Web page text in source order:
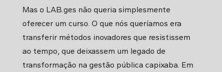
Mas o LAB.ges não queria simplesmente
oferecer um curso. O que nós queríamos era
transferir métodos inovadores que resistissem
ao tempo, que deixassem um legado de
transformação na gestão pública capixaba. Em